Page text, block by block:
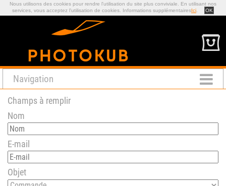
Nous utilisons des cookies pour rendre l'utilisation du site plus conviviale. En utilisant nos
services, vous acceptez l'utilisation de cookies. Informations supplémentairesIci OK
Navigation
Champs à remplir
Nom
E-mail
Objet